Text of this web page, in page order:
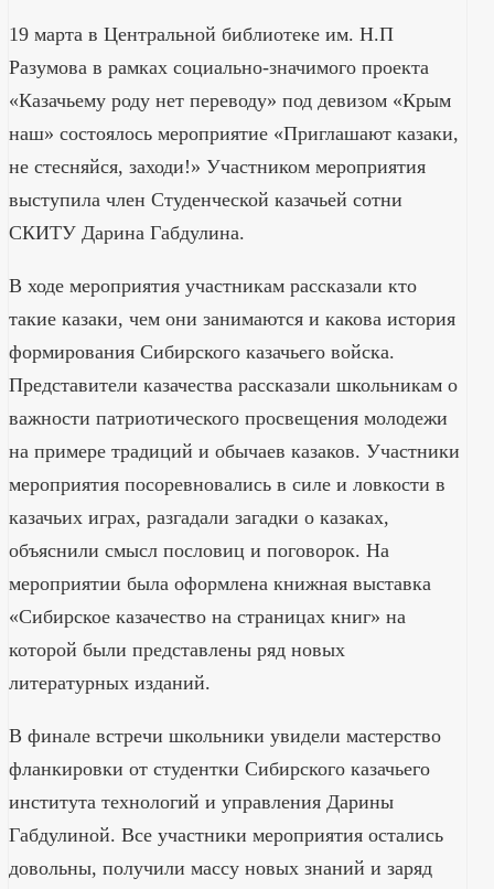
19 марта в Центральной библиотеке им. Н.П
Разумова в рамках социально-значимого проекта
«Казачьему роду нет переводу» под девизом «Крым
наш» состоялось мероприятие «Приглашают казаки,
не стесняйся, заходи!» Участником мероприятия
выступила член Студенческой казачьей сотни
СКИТУ Дарина Габдулина.
В ходе мероприятия участникам рассказали кто
такие казаки, чем они занимаются и какова история
формирования Сибирского казачьего войска.
Представители казачества рассказали школьникам о
важности патриотического просвещения молодежи
на примере традиций и обычаев казаков. Участники
мероприятия посоревновались в силе и ловкости в
казачьих играх, разгадали загадки о казаках,
объяснили смысл пословиц и поговорок. На
мероприятии была оформлена книжная выставка
«Сибирское казачество на страницах книг» на
которой были представлены ряд новых
литературных изданий.
В финале встречи школьники увидели мастерство
фланкировки от студентки Сибирского казачьего
института технологий и управления Дарины
Габдулиной. Все участники мероприятия остались
довольны, получили массу новых знаний и заряд